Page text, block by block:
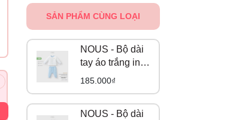
SẢN PHẨM CÙNG LOẠI
NOUS - Bộ dài
tay áo trắng in
trang trí phối
da trời NB
185.000₫
NOUS - Bộ dài